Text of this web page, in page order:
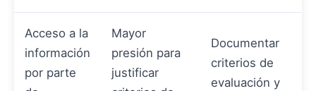
Acceso a la
información
por parte
Mayor
presión para
justificar
Documentar
criterios de
evaluación y